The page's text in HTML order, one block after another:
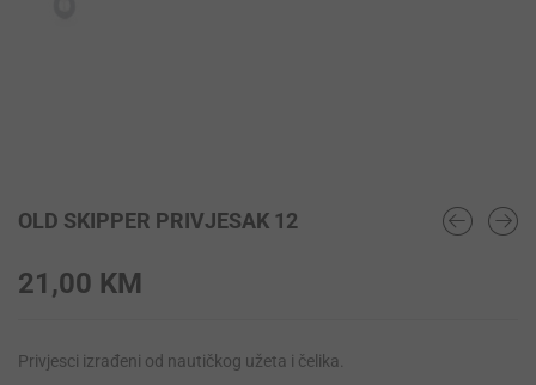
OLD SKIPPER PRIVJESAK 12
21,00 KM
Privjesci izrađeni od nautičkog užeta i čelika.